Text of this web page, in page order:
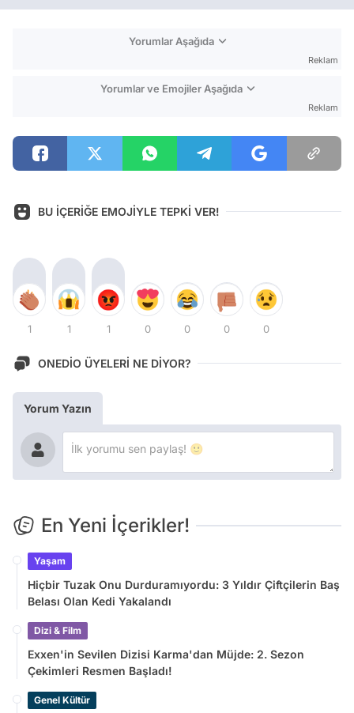
Yorumlar Aşağıda
Reklam
Yorumlar ve Emojiler Aşağıda
Reklam
BU İÇERİĞE EMOJİYLE TEPKİ VER!
1 1 1 0 0 0 0
ONEDİO ÜYELERİ NE DİYOR?
Yorum Yazın
En Yeni İçerikler!
Yaşam
Hiçbir Tuzak Onu Durduramıyordu: 3 Yıldır Çiftçilerin Baş
Belası Olan Kedi Yakalandı
Dizi & Film
Exxen'in Sevilen Dizisi Karma'dan Müjde: 2. Sezon
Çekimleri Resmen Başladı!
Genel Kültür